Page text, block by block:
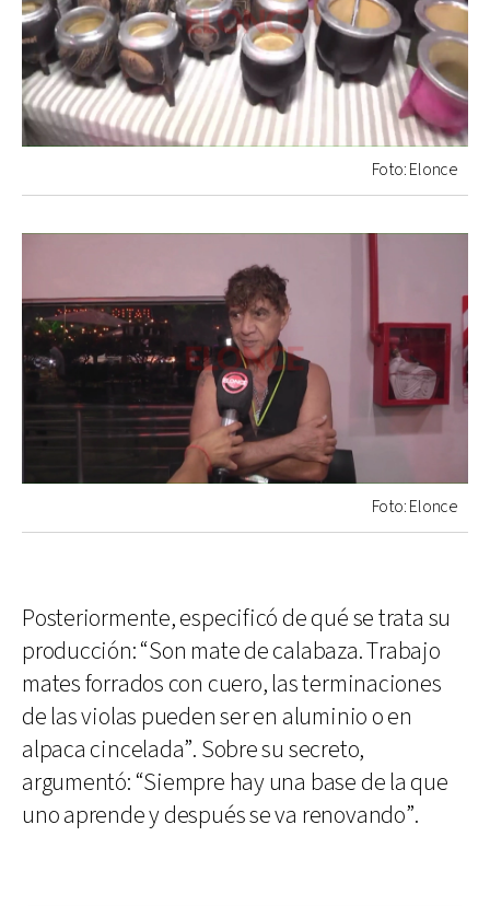
Foto: Elonce
Foto: Elonce
Posteriormente, especificó de qué se trata su
producción: “Son mate de calabaza. Trabajo
mates forrados con cuero, las terminaciones
de las violas pueden ser en aluminio o en
alpaca cincelada”. Sobre su secreto,
argumentó: “Siempre hay una base de la que
uno aprende y después se va renovando”.